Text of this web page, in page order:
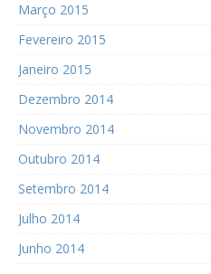
Março 2015
Fevereiro 2015
Janeiro 2015
Dezembro 2014
Novembro 2014
Outubro 2014
Setembro 2014
Julho 2014
Junho 2014